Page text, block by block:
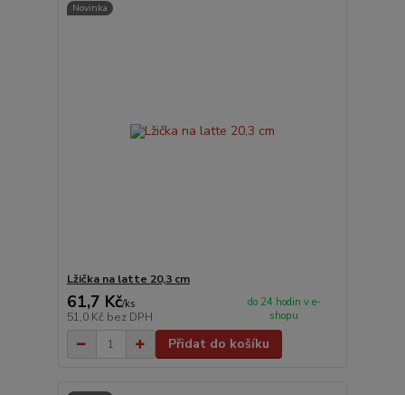
Novinka
Lžička na latte 20,3 cm
61,7 Kč/ks
51,0 Kč bez DPH
do 24 hodin v e-
shopu
Přidat do košíku